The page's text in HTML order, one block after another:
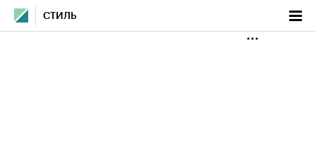
СТИЛЬ